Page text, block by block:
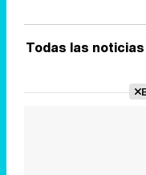
Todas las